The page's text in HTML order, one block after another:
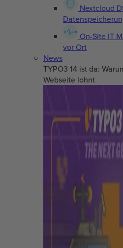
Nextcloud
On-Site IT
vor Ort
News
TYPO3 14 ist da:
Webseite lohnt